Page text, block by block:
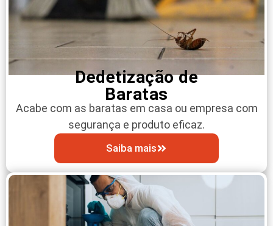
Dedetização de
Baratas
Acabe com as baratas em casa ou empresa com
segurança e produto eficaz.
Saiba mais